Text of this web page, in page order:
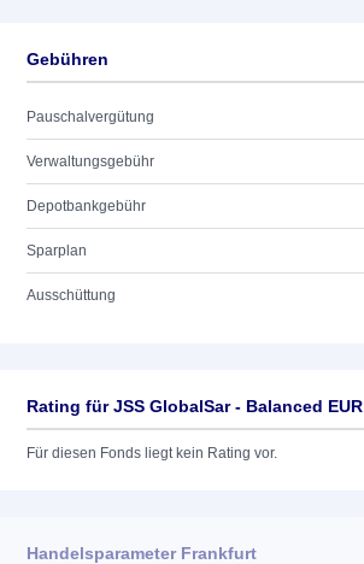
Gebühren
Pauschalvergütung
Verwaltungsgebühr
Depotbankgebühr
Sparplan
Ausschüttung
Rating für JSS GlobalSar - Balanced EUR
Für diesen Fonds liegt kein Rating vor.
Handelsparameter Frankfurt